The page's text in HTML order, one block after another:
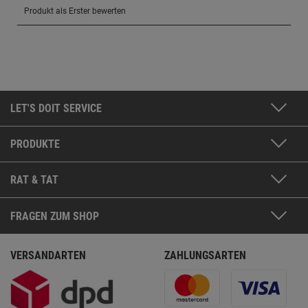
LET'S DOIT SERVICE
PRODUKTE
RAT & TAT
FRAGEN ZUM SHOP
VERSANDARTEN ZAHLUNGSARTEN